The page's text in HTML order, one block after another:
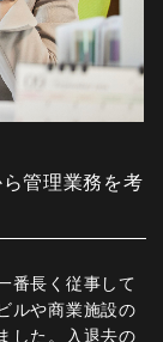
管理業務を考
番長く従事して
ルや商業施設の
した。入退去の